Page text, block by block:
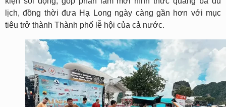
lịch, đồng thời đưa Hạ Long ngày càng gần hơn với mục
tiêu trở thành Thành phố lễ hội của cả nước.